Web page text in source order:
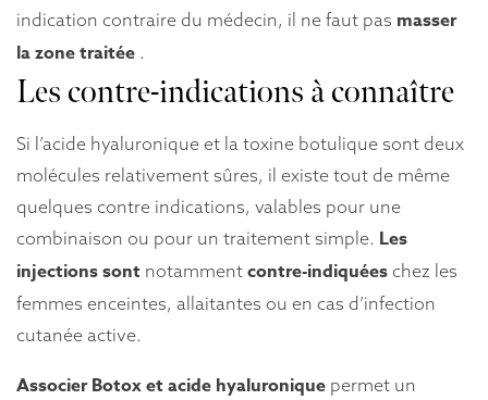
indication contraire du médecin, il ne faut pas masser
la zone traitée .
Les contre-indications à connaître
Si l’acide hyaluronique et la toxine botulique sont deux
molécules relativement sûres, il existe tout de même
quelques contre indications, valables pour une
combinaison ou pour un traitement simple. Les
injections sont notamment contre-indiquées chez les
femmes enceintes, allaitantes ou en cas d’infection
cutanée active.
Associer Botox et acide hyaluronique permet un